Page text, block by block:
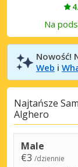
Na
Nowość!
Web i
Najtańsze
Alghero
Male
€3 /dziennie